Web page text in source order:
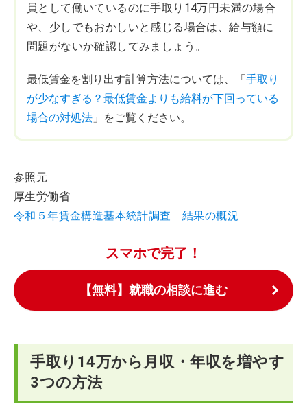
員として働いているのに手取り14万円未満の場合
や、少しでもおかしいと感じる場合は、給与額に
問題がないか確認してみましょう。
最低賃金を割り出す計算方法については、「手取り
が少なすぎる？最低賃金よりも給料が下回っている
場合の対処法 」をご覧ください。
参照元
厚生労働省
令和５年賃金構造基本統計調査 結果の概況
スマホで完了！
【無料】就職の相談に進む
手取り14万から月収・年収を増やす
3つの方法